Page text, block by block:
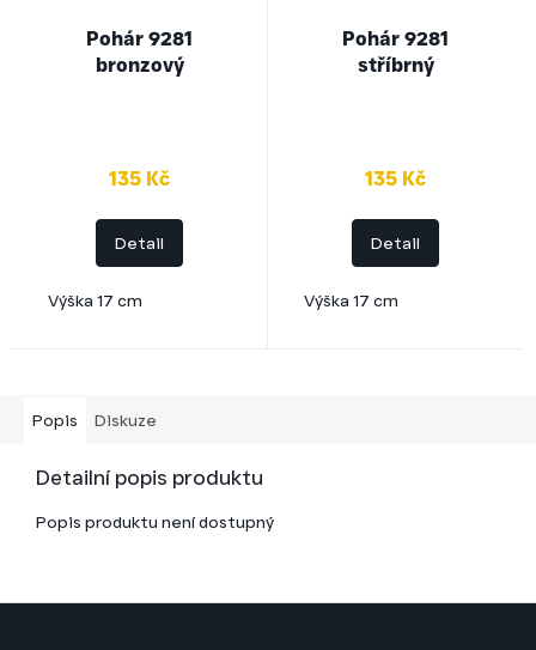
Pohár 9281
bronzový
135 Kč
Detail
Výška 17 cm
Pohár 9281
stříbrný
135 Kč
Detail
Výška 17 cm
Popis Diskuze
Detailní popis produktu
Popis produktu není dostupný